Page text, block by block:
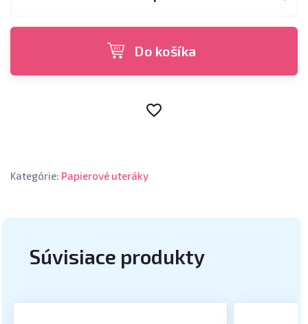
Do košíka
Kategórie: Papierové uteráky
Súvisiace produkty